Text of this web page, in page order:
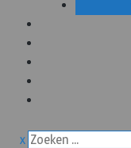
x